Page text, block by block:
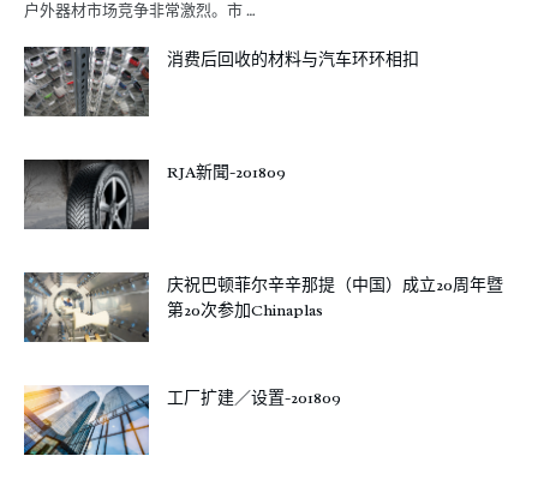
户外器材市场竞争非常激烈。市 …
消费后回收的材料与汽车环环相扣
RJA新聞-201809
庆祝巴顿菲尔辛辛那提（中国）成立20周年暨
第20次参加Chinaplas
工厂扩建／设置-201809